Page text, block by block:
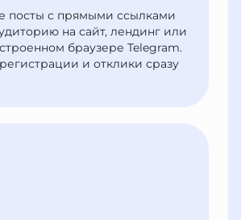
посты с прямыми ссылками
на сайт, лендинг или
браузере Telegram.
и отклики сразу